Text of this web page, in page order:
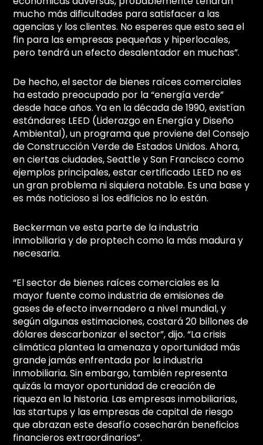
mucho más dificultades para satisfacer a las
agencias y los clientes. No esperes que esto sea el
fin para las empresas pequeñas y hiperlocales,
pero tendrá un efecto desalentador en muchas”.
De hecho, el sector de bienes raíces comerciales
ha estado preocupado por la “energía verde”
desde hace años. Ya en la década de 1990, existían
estándares LEED (Liderazgo en Energía y Diseño
Ambiental), un programa que proviene del Consejo
de Construcción Verde de Estados Unidos. Ahora,
en ciertas ciudades, Seattle y San Francisco como
ejemplos principales, estar certificado LEED no es
un gran problema ni siquiera notable. Es una base y
es más noticioso si los edificios no lo están.
Beckerman ve esta parte de la industria
inmobiliaria y de proptech como la más madura y
necesaria.
“El sector de bienes raíces comerciales es la
mayor fuente como industria de emisiones de
gases de efecto invernadero a nivel mundial, y
según algunas estimaciones, costará 20 billones de
dólares descarbonizar el sector”, dijo. “La crisis
climática plantea la amenaza y oportunidad más
grande jamás enfrentada por la industria
inmobiliaria. Sin embargo, también representa
quizás la mayor oportunidad de creación de
riqueza en la historia. Las empresas inmobiliarias,
las startups y las empresas de capital de riesgo
que abrazan este desafío cosecharán beneficios
financieros extraordinarios”.